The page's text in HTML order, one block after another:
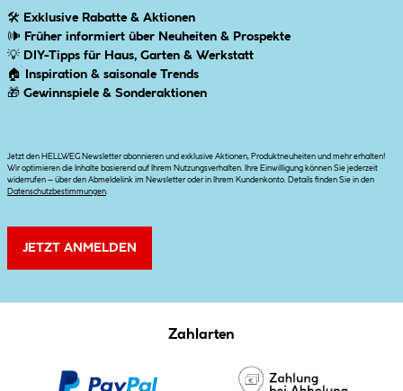
🛠 Exklusive Rabatte & Aktionen
🕪 Früher informiert über Neuheiten & Prospekte
💡 DIY-Tipps für Haus, Garten & Werkstatt
🏠
Inspiration & saisonale Trends
🎁 Gewinnspiele & Sonderaktionen
Jetzt den HELLWEG Newsletter abonnieren und exklusive Aktionen, Produktneuheiten und mehr erhalten!
Wir optimieren die Inhalte basierend auf Ihrem Nutzungsverhalten. Ihre Einwilligung können Sie jederzeit
widerrufen – über den Abmeldelink im Newsletter oder in Ihrem Kundenkonto. Details finden Sie in den
Datenschutzbestimmungen.
JETZT ANMELDEN
Zahlarten